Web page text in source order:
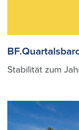
Stabilität zum